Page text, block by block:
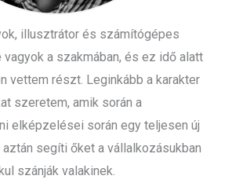
illusztrátor és számítógépes
vagyok a szakmában, és ez idő alatt
vettem részt. Leginkább a karakter
szeretem, amik során a
elképzelései során egy teljesen új
segíti őket a vállalkozásukban
szánják valakinek.